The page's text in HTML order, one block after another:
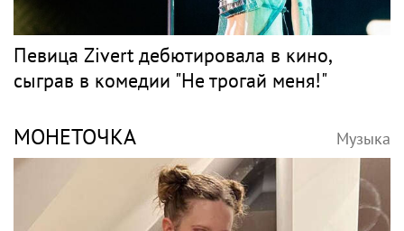
Певица Zivert дебютировала в кино,
сыграв в комедии "Не трогай меня!"
МОНЕТОЧКА Музыка